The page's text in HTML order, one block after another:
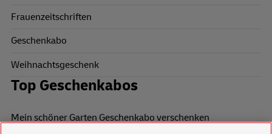
Frauenzeitschriften
Geschenkabo
Weihnachtsgeschenk
Top Geschenkabos
Mein schöner Garten Geschenkabo verschenken